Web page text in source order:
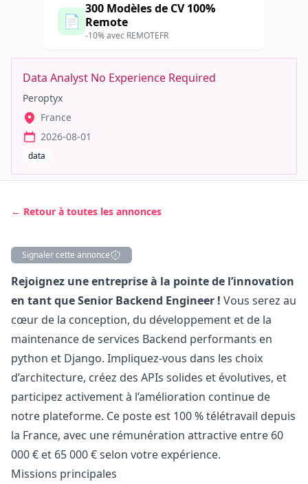
📄
300 Modèles de CV 100%
Remote
-10% avec REMOTEFR
Data Analyst No Experience Required
Peroptyx
France
2026-08-01
data
← Retour à toutes les annonces
Signaler cette annonce
Description
Rejoignez une entreprise à la pointe de l’innovation
en tant que Senior Backend Engineer ! Vous serez au
cœur de la conception, du développement et de la
maintenance de services Backend performants en
python et Django. Impliquez-vous dans les choix
d’architecture, créez des APIs solides et évolutives, et
participez activement à l’amélioration continue de
notre plateforme. Ce poste est 100 % télétravail depuis
la France, avec une rémunération attractive entre 60
000 € et 65 000 € selon votre expérience.
Missions principales